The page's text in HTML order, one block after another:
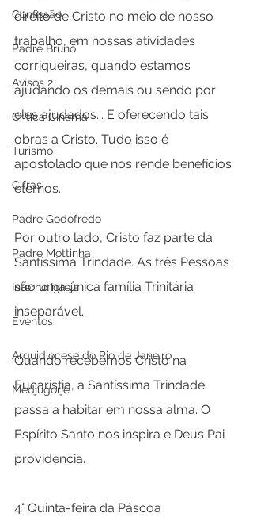
Confissão
Padre Bruno
Avisos 2
Crítica Cinema
Turismo
Cifras
Padre Godofredo
Padre Mottinha
Interno Igreja
Eventos
Arquidiocese do Rio de Janeiro
Medjugorje
direito de Cristo no meio de nosso
trabalho, em nossas atividades
corriqueiras, quando estamos
ajudando os demais ou sendo por
eles ajudados... E oferecendo tais
obras a Cristo. Tudo isso é
apostolado que nos rende benefícios
eternos.
Por outro lado, Cristo faz parte da
Santíssima Trindade. As três Pessoas
são uma única família Trinitária
inseparável.
Quando recebemos Cristo na
Eucaristia, a Santíssima Trindade
passa a habitar em nossa alma. O
Espírito Santo nos inspira e Deus Pai
providencia.
4° Quinta-feira da Páscoa